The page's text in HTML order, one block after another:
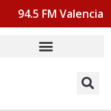
94.5 FM Valencia